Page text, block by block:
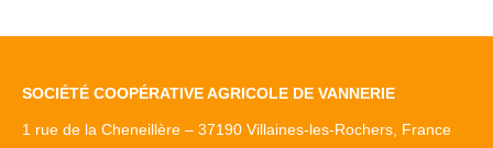
SOCIÉTÉ COOPÉRATIVE AGRICOLE DE VANNERIE
1 rue de la Cheneillère – 37190 Villaines-les-Rochers, France